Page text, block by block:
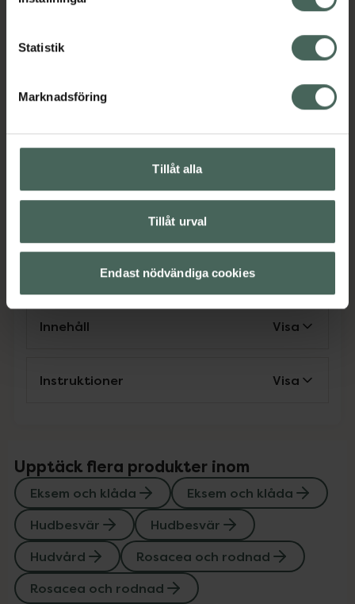
Statistik
Marknadsföring
Tillåt alla
Tillåt urval
Endast nödvändiga cookies
eksem och torr hud på kroppen (Skin Cure).Om
fettinnehåll inte ger tillräcklig fukt och olja för
variant med 70 % fettinnehåll.
Eksem och klådaEksem och klåda
Hudbesvär Hudvård
Skadad och irriterad hud
Skadad och irriterad hudTorr hud
Innehåll Visa
Instruktioner Visa
Upptäck flera produkter inom
Eksem och klåda
Eksem och klåda
Hudbesvär
Hudbesvär
Hudvård
Rosacea och rodnad
Rosacea och rodnad